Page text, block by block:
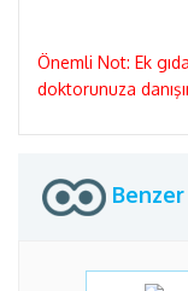
Önemli Not: Ek
doktorunuza